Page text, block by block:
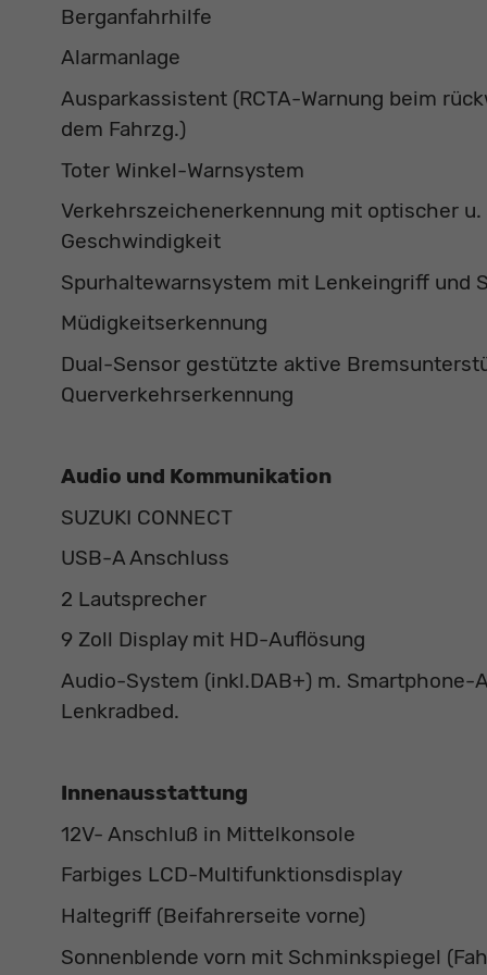
Berganfahrhilfe
Alarmanlage
Ausparkassistent (RCTA-Warnung beim
dem Fahrzg.)
Toter Winkel-Warnsystem
Verkehrszeichenerkennung mit optischer
Geschwindigkeit
Spurhaltewarnsystem mit Lenkeingriff und
Müdigkeitserkennung
Dual-Sensor gestützte aktive
Querverkehrserkennung
Audio und Kommunikation
SUZUKI CONNECT
USB-A Anschluss
2 Lautsprecher
9 Zoll Display mit HD-Auflösung
Audio-System (inkl.DAB+) m.
Lenkradbed.
Innenausstattung
12V- Anschluß in Mittelkonsole
Farbiges LCD-Multifunktionsdisplay
Haltegriff (Beifahrerseite vorne)
Sonnenblende vorn mit Schminkspiegel